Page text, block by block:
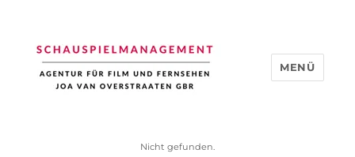
MENÜ
Nicht gefunden.